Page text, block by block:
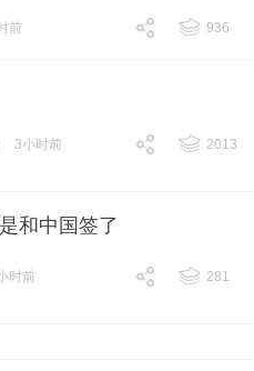
前
936
3小时前
2013
和中国签了
时前
281